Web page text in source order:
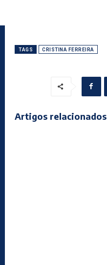
TAGS CRISTINA FERREIRA
Artigos relacionados